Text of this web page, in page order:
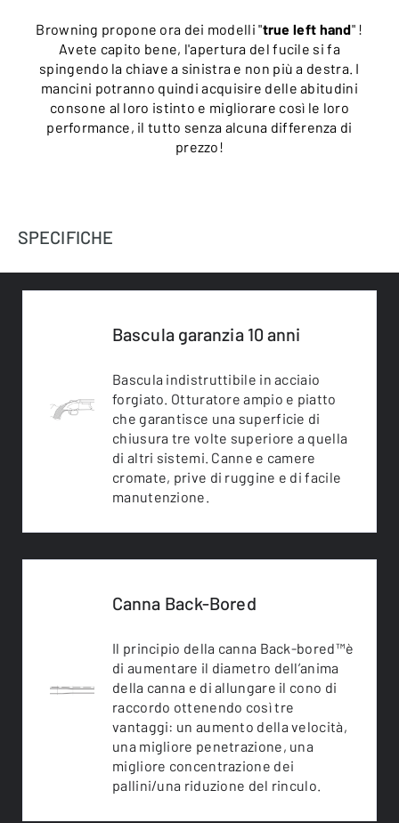
Browning propone ora dei modelli "true left hand" !
Avete capito bene, l'apertura del fucile si fa
spingendo la chiave a sinistra e non più a destra. I
mancini potranno quindi acquisire delle abitudini
consone al loro istinto e migliorare così le loro
performance, il tutto senza alcuna differenza di
prezzo!
SPECIFICHE
Bascula garanzia 10 anni
Bascula indistruttibile in acciaio
forgiato. Otturatore ampio e piatto
che garantisce una superficie di
chiusura tre volte superiore a quella
di altri sistemi. Canne e camere
cromate, prive di ruggine e di facile
manutenzione.
Canna Back-Bored
Il principio della canna Back-bored™è
di aumentare il diametro dell’anima
della canna e di allungare il cono di
raccordo ottenendo così tre
vantaggi: un aumento della velocità,
una migliore penetrazione, una
migliore concentrazione dei
pallini/una riduzione del rinculo.